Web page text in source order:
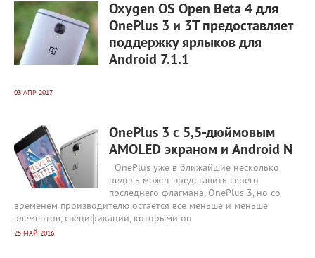
Oxygen OS Open Beta 4 для
OnePlus 3 и 3T предоставляет
поддержку ярлыков для
Android 7.1.1
03 АПР 2017
OnePlus 3 с 5,5-дюймовым
AMOLED экраном и Android N
OnePlus уже в ближайшие несколько
недель может представить своего
последнего флагмана, OnePlus 3, но со
временем производителю остается все меньше и меньше
элементов, спецификации, которыми он
25 МАЙ 2016